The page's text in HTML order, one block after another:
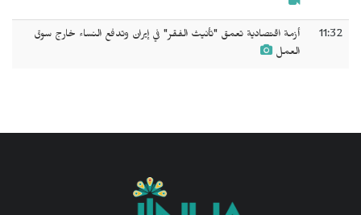
11:32
أزمة اقتصادية تعمق "تأنيث الفقر" في إيران وتدفع النساء خارج سوق
العمل